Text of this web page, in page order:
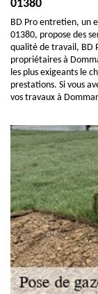
01380
BD Pro entretien, un
01380, propose des
qualité de travail, BD
propriétaires à
les plus exigeants le
prestations. Si vous
vos travaux à